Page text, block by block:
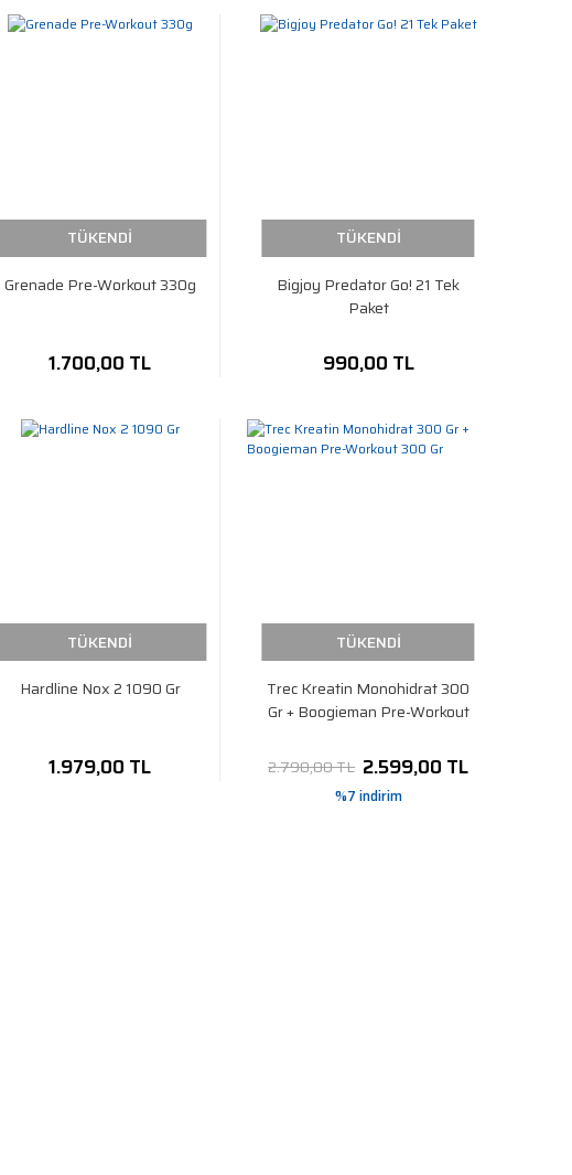
TÜKENDİ
Grenade Pre-Workout 330g
1.700,00 TL
TÜKENDİ
Bigjoy Predator Go! 21 Tek
Paket
990,00 TL
TÜKENDİ
Hardline Nox 2 1090 Gr
1.979,00 TL
TÜKENDİ
Trec Kreatin Monohidrat 300
Gr + Boogieman Pre-Workout
2.790,00 TL 2.599,00 TL
%7 indirim